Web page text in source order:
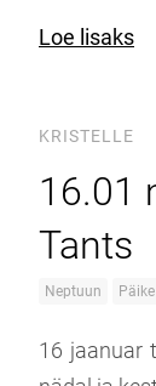
Loe lisaks
KRISTELLE
16.01
Tants
Neptuun Päike
16 jaanuar